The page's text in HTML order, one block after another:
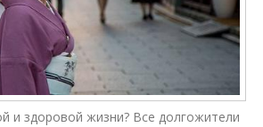
и здоровой жизни? Все долгожители